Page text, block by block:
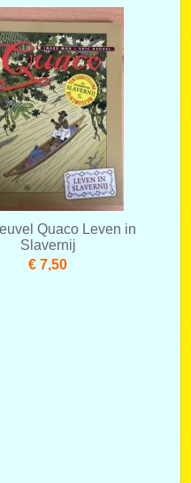
Quaco Leven in
Slavernij
€ 7,50